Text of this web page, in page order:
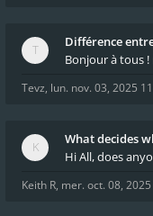
Différence
Bonjour à tous !
Tevz, lun. nov. 03, 2025
What decides
Hi All, does
Keith R, mer. oct. 08,